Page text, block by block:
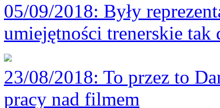
05/09/2018: Były
umiejętności trenerskie tak
23/08/2018: To przez to
pracy nad filmem